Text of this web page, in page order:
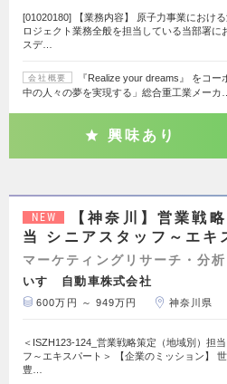
[01020180] 【業務内容】 原子力事業におけ
ロジェクト業務全般を担当している当部署に
スデ…
会社概要
『Realize your dreams』 をコ
中の人々の夢を実現する」総合重工業メーカ…
興味あり
NEW
【神奈川】営業戦
当 シニアスタッフ～エキ
マーケティングリサーチ・分析
いすゞ自動車株式会社
600万円 ～ 949万円 神奈川県
＜ISZH123-124_営業戦略策定（地域別）担
フ～エキスパート＞ 【企業のミッション】
豊…